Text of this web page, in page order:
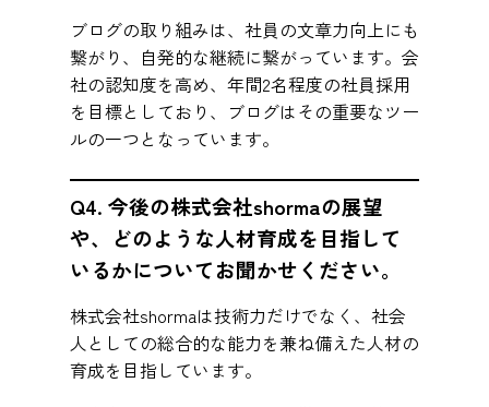
ブログの取り組みは、社員の文章力向上にも
繋がり、自発的な継続に繋がっています。会
社の認知度を高め、年間2名程度の社員採用
を目標としており、ブログはその重要なツー
ルの一つとなっています。
Q4. 今後の株式会社shormaの展望
や、どのような人材育成を目指して
いるかについてお聞かせください。
株式会社shormaは技術力だけでなく、社会
人としての総合的な能力を兼ね備えた人材の
育成を目指しています。